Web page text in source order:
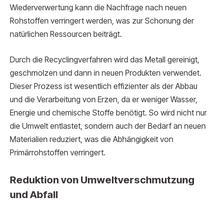
Wiederverwertung kann die Nachfrage nach neuen
Rohstoffen verringert werden, was zur Schonung der
natürlichen Ressourcen beiträgt.
Durch die Recyclingverfahren wird das Metall gereinigt,
geschmolzen und dann in neuen Produkten verwendet.
Dieser Prozess ist wesentlich effizienter als der Abbau
und die Verarbeitung von Erzen, da er weniger Wasser,
Energie und chemische Stoffe benötigt. So wird nicht nur
die Umwelt entlastet, sondern auch der Bedarf an neuen
Materialien reduziert, was die Abhängigkeit von
Primärrohstoffen verringert.
Reduktion von Umweltverschmutzung
und Abfall